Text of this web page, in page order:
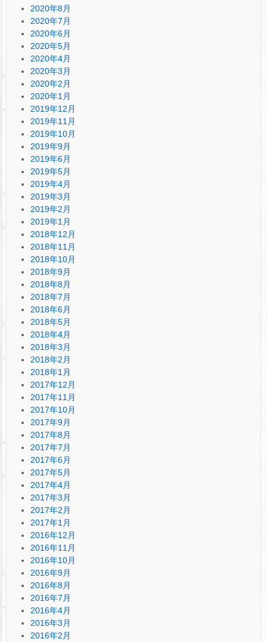
2020年8月
2020年7月
2020年6月
2020年5月
2020年4月
2020年3月
2020年2月
2020年1月
2019年12月
2019年11月
2019年10月
2019年9月
2019年6月
2019年5月
2019年4月
2019年3月
2019年2月
2019年1月
2018年12月
2018年11月
2018年10月
2018年9月
2018年8月
2018年7月
2018年6月
2018年5月
2018年4月
2018年3月
2018年2月
2018年1月
2017年12月
2017年11月
2017年10月
2017年9月
2017年8月
2017年7月
2017年6月
2017年5月
2017年4月
2017年3月
2017年2月
2017年1月
2016年12月
2016年11月
2016年10月
2016年9月
2016年8月
2016年7月
2016年4月
2016年3月
2016年2月